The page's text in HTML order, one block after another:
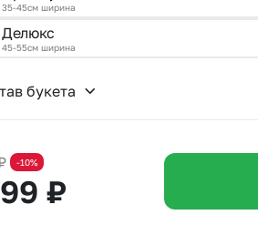
35-45см ширина
Делюкс
45-55см ширина
букета
-10%
₽